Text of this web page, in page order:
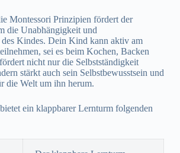
Montessori Prinzipien fördert der
die Unabhängigkeit und
Kindes. Dein Kind kann aktiv am
sei es beim Kochen, Backen
nicht nur die Selbstständigkeit
stärkt auch sein Selbstbewusstsein und
die Welt um ihn herum.
ein klappbarer Lernturm folgenden